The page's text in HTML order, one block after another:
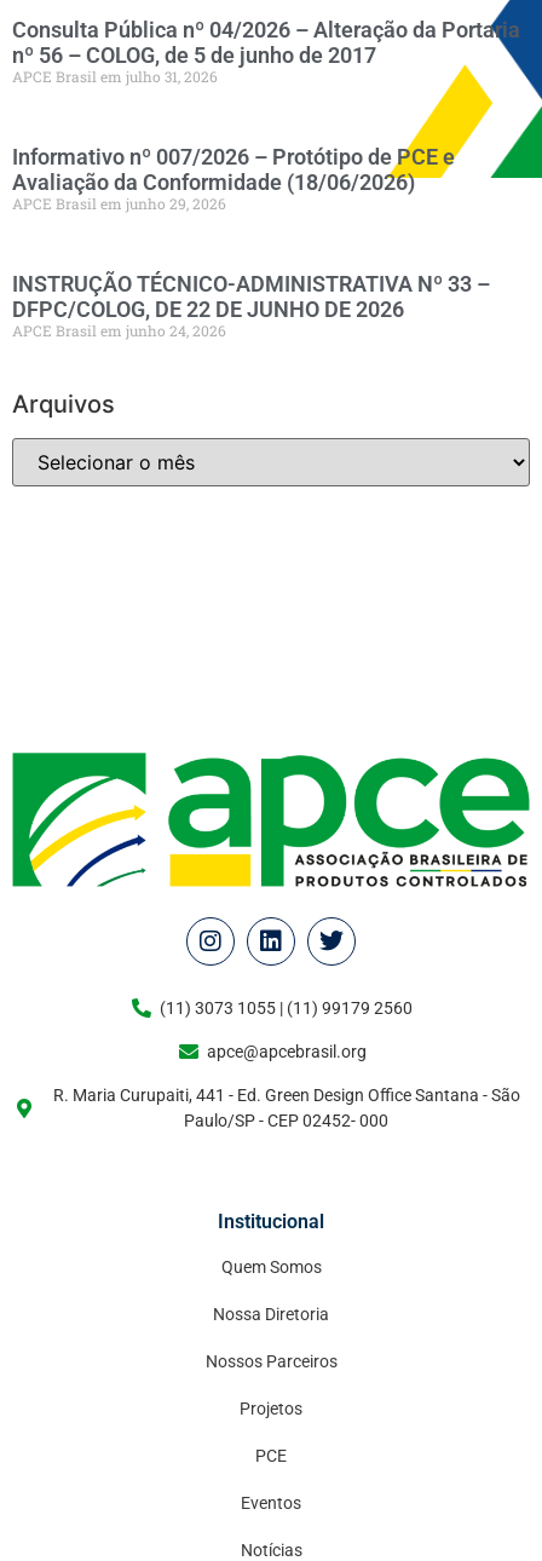
Consulta Pública nº 04/2026 – Alteração da Portaria
nº 56 – COLOG, de 5 de junho de 2017
APCE Brasil julho 31, 2026
Informativo nº 007/2026 – Protótipo de PCE e
Avaliação da Conformidade (18/06/2026)
APCE Brasil junho 29, 2026
INSTRUÇÃO TÉCNICO-ADMINISTRATIVA Nº 33 –
DFPC/COLOG, DE 22 DE JUNHO DE 2026
APCE Brasil junho 24, 2026
Arquivos
(11) 3073 1055 | (11) 99179 2560
apce@apcebrasil.org
R. Maria Curupaiti, 441 - Ed. Green Design Office Santana - São
Paulo/SP - CEP 02452- 000
Institucional
Quem Somos
Nossa Diretoria
Nossos Parceiros
Projetos
PCE
Eventos
Notícias